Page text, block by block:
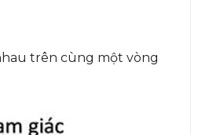
trên cùng một vòng